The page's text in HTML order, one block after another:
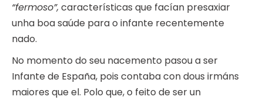
“fermoso”, características que facían presaxiar
unha boa saúde para o infante recentemente
nado.
No momento do seu nacemento pasou a ser
Infante de España, pois contaba con dous irmáns
maiores que el. Polo que, o feito de ser un